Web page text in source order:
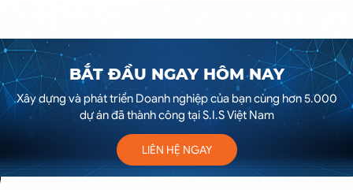
BẮT ĐẦU NGAY HÔM NAY
Xây dựng và phát triển Doanh nghiệp của bạn cùng hơn 5.000
dự án đã thành công tại S.I.S Việt Nam
LIÊN HỆ NGAY